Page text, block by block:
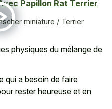
Papillon Rat Terrier
miniature / Terrier
physiques du mélange de
qui a besoin de faire
rester heureuse et en